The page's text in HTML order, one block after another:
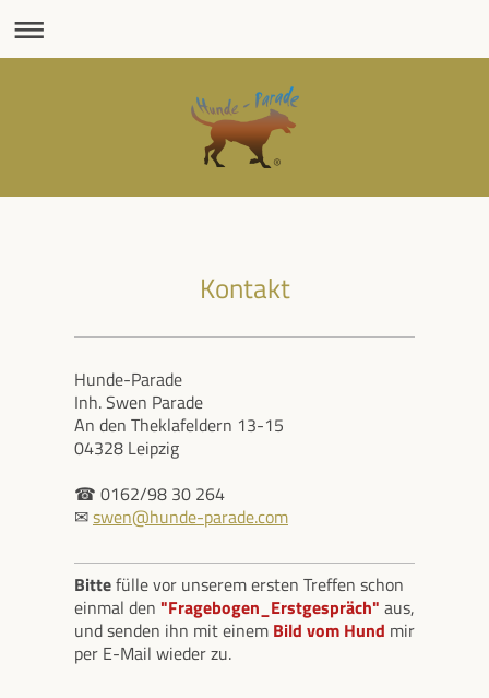
Kontakt
Hunde-Parade
Inh. Swen Parade
An den Theklafeldern 13-15
04328 Leipzig
☎ 0162/98 30 264
✉swen@hunde-parade.com
Bittefülle vor unserem ersten Treffen schon
einmal den "Fragebogen_Erstgespräch" aus,
und senden ihn mit einem Bild vom Hund mir
per E-Mail wieder zu.